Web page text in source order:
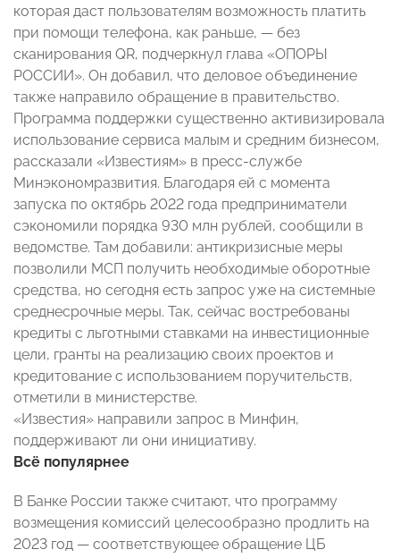
которая даст пользователям возможность платить
при помощи телефона, как раньше, — без
сканирования QR, подчеркнул глава «ОПОРЫ
РОССИИ». Он добавил, что деловое объединение
также направило обращение в правительство.
Программа поддержки существенно активизировала
использование сервиса малым и средним бизнесом,
рассказали «Известиям» в пресс-службе
Минэкономразвития. Благодаря ей с момента
запуска по октябрь 2022 года предприниматели
сэкономили порядка 930 млн рублей, сообщили в
ведомстве. Там добавили: антикризисные меры
позволили МСП получить необходимые оборотные
средства, но сегодня есть запрос уже на системные
среднесрочные меры. Так, сейчас востребованы
кредиты с льготными ставками на инвестиционные
цели, гранты на реализацию своих проектов и
кредитование с использованием поручительств,
отметили в министерстве.
«Известия» направили запрос в Минфин,
поддерживают ли они инициативу.
Всё популярнее
В Банке России также считают, что программу
возмещения комиссий целесообразно продлить на
2023 год — соответствующее обращение ЦБ